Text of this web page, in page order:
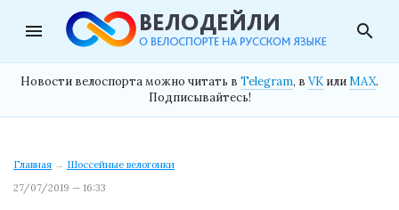
menu search
Новости велоспорта можно читать в Telegram, в VK илиMAX.
Подписывайтесь!
Главная → Шоссейные велогонки
27/07/2019 — 16:33